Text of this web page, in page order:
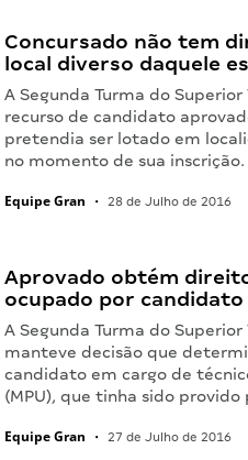
Concursado não tem
local diverso daquele
A Segunda Turma do
recurso de candidato
pretendia ser lotado em
no momento de sua
Equipe Gran • 28 de Julho de 2016
Aprovado obtém
ocupado por
A Segunda Turma do
manteve decisão que
candidato em cargo de
(MPU), que tinha sido
Equipe Gran • 27 de Julho de 2016